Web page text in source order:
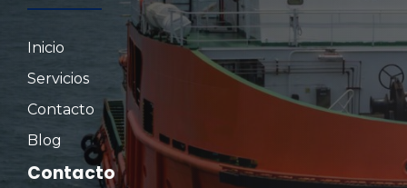
Inicio
Servicios
Contacto
Blog
Contacto